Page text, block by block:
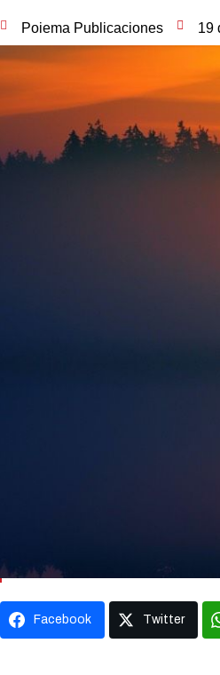
Poiema Publicaciones 19
Facebook Twitter